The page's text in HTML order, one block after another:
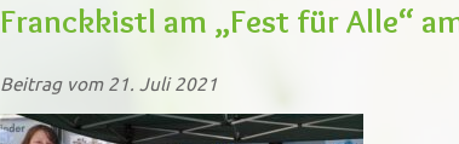
Franckkistl am „Fest für Alle“
Beitrag vom 21. Juli 2021